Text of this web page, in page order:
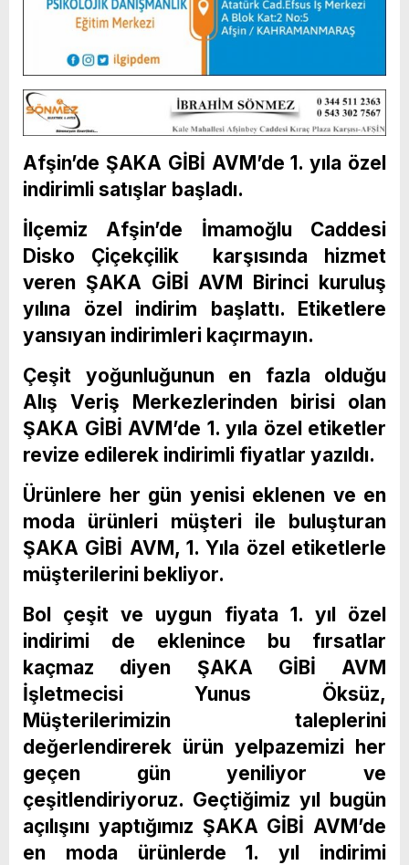
Afşin’de ŞAKA GİBİ AVM’de 1. yıla özel
indirimli satışlar başladı.
İlçemiz Afşin’de İmamoğlu Caddesi
Disko Çiçekçilik karşısında hizmet
veren ŞAKA GİBİ AVM Birinci kuruluş
yılına özel indirim başlattı. Etiketlere
yansıyan indirimleri kaçırmayın.
Çeşit yoğunluğunun en fazla olduğu
Alış Veriş Merkezlerinden birisi olan
ŞAKA GİBİ AVM’de 1. yıla özel etiketler
revize edilerek indirimli fiyatlar yazıldı.
Ürünlere her gün yenisi eklenen ve en
moda ürünleri müşteri ile buluşturan
ŞAKA GİBİ AVM, 1. Yıla özel etiketlerle
müşterilerini bekliyor.
Bol çeşit ve uygun fiyata 1. yıl özel
indirimi de eklenince bu fırsatlar
kaçmaz diyen ŞAKA GİBİ AVM
İşletmecisi Yunus Öksüz,
Müşterilerimizin taleplerini
değerlendirerek ürün yelpazemizi her
geçen gün yeniliyor ve
çeşitlendiriyoruz. Geçtiğimiz yıl bugün
açılışını yaptığımız ŞAKA GİBİ AVM’de
en moda ürünlerde 1. yıl indirimi